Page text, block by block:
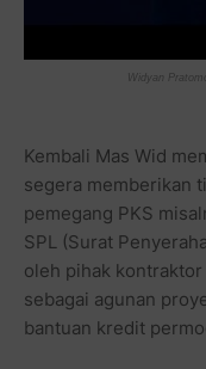
Widyan
Kembali Mas Wid
segera memberikan
pemegang PKS
SPL (Surat
oleh pihak
sebagai agunan
bantuan kredit